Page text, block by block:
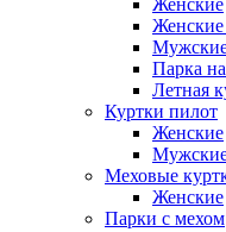
Женские
Парка
Летная
Куртки пилот
Женские
Меховые
Женские
Парки с мехом